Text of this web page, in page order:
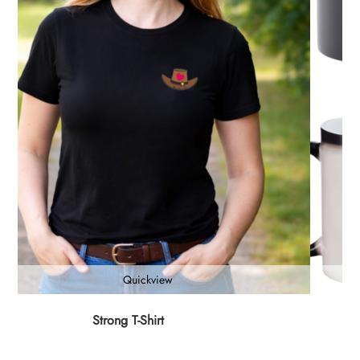
Quickview
Strong T-Shirt